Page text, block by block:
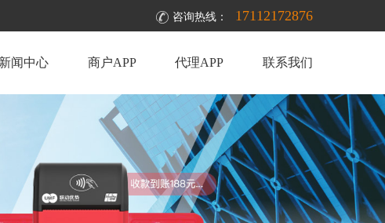
咨询热线： 17112172876
新闻中心 商户APP 代理APP 联系我们